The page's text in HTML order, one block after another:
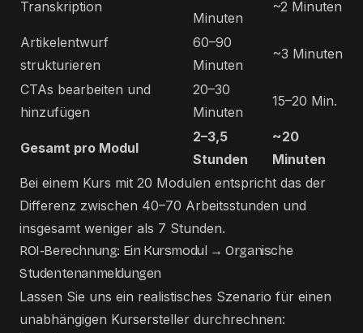
Transkription
Minuten
~2 Minuten
Artikelentwurf
strukturieren
60–90
Minuten
~3 Minuten
CTAs bearbeiten und
hinzufügen
20–30
Minuten
15–20 Min.
Gesamt pro Modul
2–3,5
Stunden
~20
Minuten
Bei einem Kurs mit 20 Modulen entspricht das der
Differenz zwischen 40–70 Arbeitsstunden und
insgesamt weniger als 7 Stunden.
ROI-Berechnung: Ein Kursmodul → Organische
Studentenanmeldungen
Lassen Sie uns ein realistisches Szenario für einen
unabhängigen Kursersteller durchrechnen: